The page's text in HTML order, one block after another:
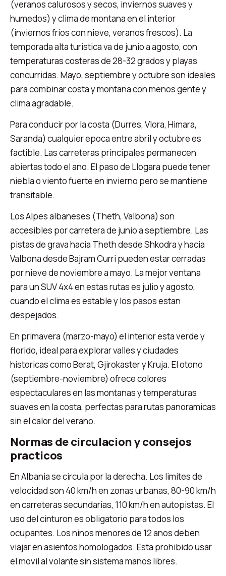
(veranos calurosos y secos, inviernos suaves y
humedos) y clima de montana en el interior
(inviernos frios con nieve, veranos frescos). La
temporada alta turistica va de junio a agosto, con
temperaturas costeras de 28-32 grados y playas
concurridas. Mayo, septiembre y octubre son ideales
para combinar costa y montana con menos gente y
clima agradable.
Para conducir por la costa (Durres, Vlora, Himara,
Saranda) cualquier epoca entre abril y octubre es
factible. Las carreteras principales permanecen
abiertas todo el ano. El paso de Llogara puede tener
niebla o viento fuerte en invierno pero se mantiene
transitable.
Los Alpes albaneses (Theth, Valbona) son
accesibles por carretera de junio a septiembre. Las
pistas de grava hacia Theth desde Shkodra y hacia
Valbona desde Bajram Curri pueden estar cerradas
por nieve de noviembre a mayo. La mejor ventana
para un SUV 4x4 en estas rutas es julio y agosto,
cuando el clima es estable y los pasos estan
despejados.
En primavera (marzo-mayo) el interior esta verde y
florido, ideal para explorar valles y ciudades
historicas como Berat, Gjirokaster y Kruja. El otono
(septiembre-noviembre) ofrece colores
espectaculares en las montanas y temperaturas
suaves en la costa, perfectas para rutas panoramicas
sin el calor del verano.
Normas de circulacion y consejos
practicos
En Albania se circula por la derecha. Los limites de
velocidad son 40 km/h en zonas urbanas, 80-90 km/h
en carreteras secundarias, 110 km/h en autopistas. El
uso del cinturon es obligatorio para todos los
ocupantes. Los ninos menores de 12 anos deben
viajar en asientos homologados. Esta prohibido usar
el movil al volante sin sistema manos libres.